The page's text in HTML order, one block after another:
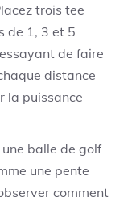
trois tee
de 1, 3 et 5
de faire
distance
la puissance
balle de golf
une pente
comment